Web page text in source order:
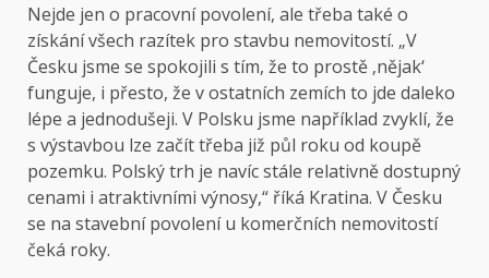
Nejde jen o pracovní povolení, ale třeba také o
získání všech razítek pro stavbu nemovitostí. „V
Česku jsme se spokojili s tím, že to prostě ‚nějak‘
funguje, i přesto, že v ostatních zemích to jde daleko
lépe a jednodušeji. V Polsku jsme například zvyklí, že
s výstavbou lze začít třeba již půl roku od koupě
pozemku. Polský trh je navíc stále relativně dostupný
cenami i atraktivními výnosy,“ říká Kratina. V Česku
se na stavební povolení u komerčních nemovitostí
čeká roky.